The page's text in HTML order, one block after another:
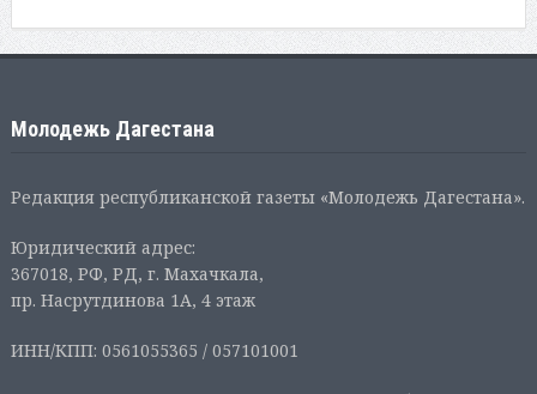
Молодежь Дагестана
Редакция республиканской газеты «Молодежь Дагестана».
Юридический адрес:
367018, РФ, РД, г. Махачкала,
пр. Насрутдинова 1А, 4 этаж
ИНН/КПП: 0561055365 / 057101001